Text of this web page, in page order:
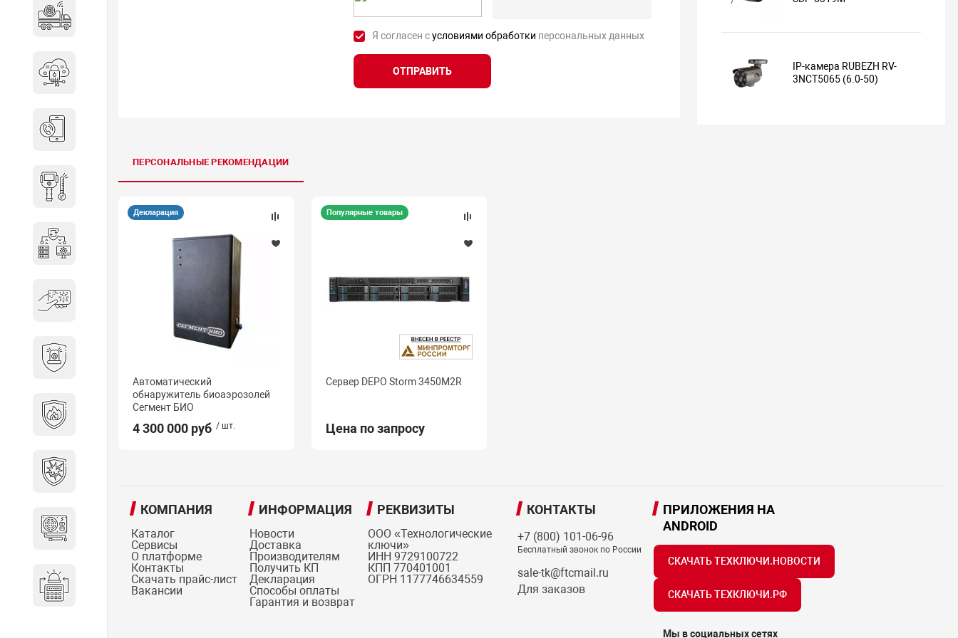
Тепловизионная техника
Технические средства охраны
Противопожарная
безопасность
Источники питания
Системы оповещения
Я согласен сусловиями обработки персональных данных
ОТПРАВИТЬ
ПЕРСОНАЛЬНЫЕ РЕКОМЕНДАЦИИ
Декларация
Автоматический
обнаружитель биоаэрозолей
Сегмент БИО
4 300 000 руб / шт.
Популярные товары
Сервер DEPO Storm 3450M2R
Цена по запросу
IP-камера RUBEZH RV-
3NCT5065 (6.0-50)
КОМПАНИЯ
Каталог
Сервисы
О платформе
Контакты
Скачать прайс-лист
Вакансии
ИНФОРМАЦИЯ
Новости
Доставка
Производителям
Получить КП
Декларация
Способы оплаты
Гарантия и возврат
РЕКВИЗИТЫ
ООО «Технологические
ключи»
ИНН 9729100722
КПП 770401001
ОГРН 1177746634559
КОНТАКТЫ
+7 (800) 101-06-96
Бесплатный звонок по России
sale-tk@ftcmail.ru
Для заказов
ПРИЛОЖЕНИЯ НА
ANDROID
СКАЧАТЬ ТЕХКЛЮЧИ.НОВОСТИ
СКАЧАТЬ ТЕХКЛЮЧИ.РФ
Мы в социальных сетях